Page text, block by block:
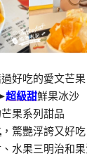
好吃的愛文芒果
超級甜鮮果冰沙
果系列甜品
，驚艷浮誇又好吃
水果三明治和